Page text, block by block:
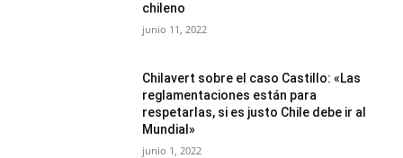
chileno
junio 11, 2022
Chilavert sobre el caso Castillo: «Las
reglamentaciones están para
respetarlas, si es justo Chile debe ir al
Mundial»
junio 1, 2022